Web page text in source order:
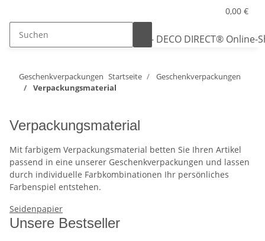
0,00 €
Geschenkverpackungen Startseite
Geschenkverpackungen
Verpackungsmaterial
Verpackungsmaterial
Mit farbigem Verpackungsmaterial betten Sie Ihren Artikel
passend in eine unserer Geschenkverpackungen und lassen
durch individuelle Farbkombinationen Ihr persönliches
Farbenspiel entstehen.
Seidenpapier
Unsere Bestseller